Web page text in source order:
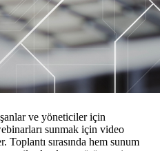
ve yöneticiler için
sunmak için video
Toplantı sırasında hem sunum